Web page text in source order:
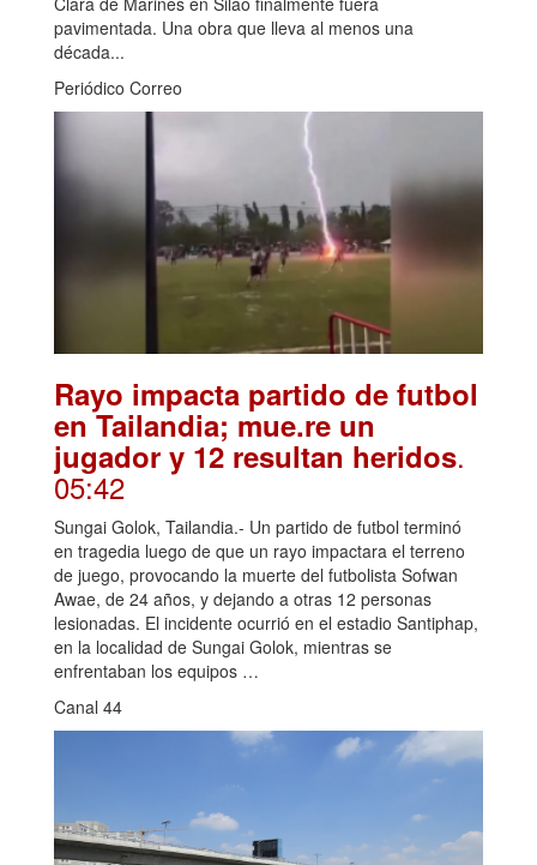
pavimentada. Una obra que lleva al menos una
década...
Periódico Correo
Rayo impacta partido de futbol
en Tailandia; mue.re un
jugador y 12 resultan heridos.
05:42
Sungai Golok, Tailandia.- Un partido de futbol terminó
en tragedia luego de que un rayo impactara el terreno
de juego, provocando la muerte del futbolista Sofwan
Awae, de 24 años, y dejando a otras 12 personas
lesionadas. El incidente ocurrió en el estadio Santiphap,
en la localidad de Sungai Golok, mientras se
enfrentaban los equipos …
Canal 44